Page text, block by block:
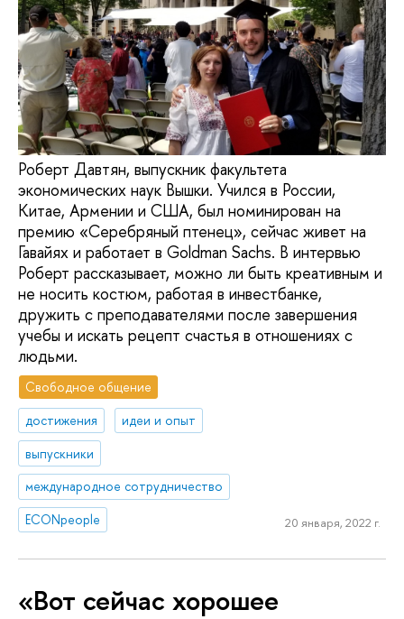
Роберт Давтян, выпускник факультета
экономических наук Вышки. Учился в России,
Китае, Армении и США, был номинирован на
премию «Серебряный птенец», сейчас живет на
Гавайях и работает в Goldman Sachs. В интервью
Роберт рассказывает, можно ли быть креативным и
не носить костюм, работая в инвестбанке,
дружить с преподавателями после завершения
учебы и искать рецепт счастья в отношениях с
людьми.
Свободное общение
достижения
идеи и опыт
выпускники
международное сотрудничество
ECONpeople
20 января, 2022 г.
«Вот сейчас хорошее